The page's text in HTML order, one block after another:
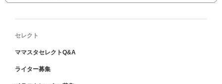
セレクト
ママスタセレクトQ&A
ライター募集